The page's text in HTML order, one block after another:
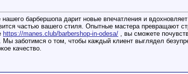
барбершопа дарит новые впечатления и
частью вашего стиля. Опытные мастера превращают
https://manes.club/barbershop-in-odesa/ , вы сможете
Мы заботимся о том, чтобы каждый клиент выглядел
качество.